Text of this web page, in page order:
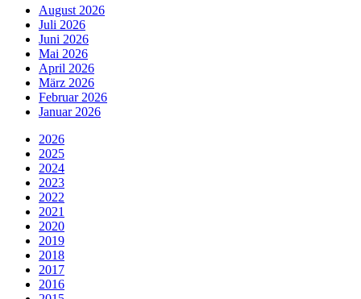
August 2026
Juli 2026
Juni 2026
Mai 2026
April 2026
März 2026
Februar 2026
Januar 2026
2026
2025
2024
2023
2022
2021
2020
2019
2018
2017
2016